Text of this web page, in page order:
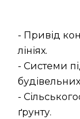
- Привід
лініях.
- Системи
-
ґрунту.